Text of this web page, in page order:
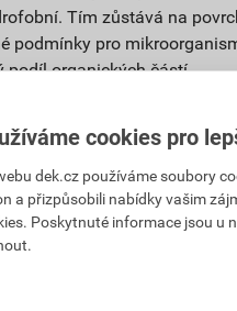
Tím zůstává na
podmínky pro
podíl organických částí.
zůstává povrch omítky čistý
zákazníka. V souladu s
nevztahuje 14-ti denní
cookies pro
dek.cz používáme soubory
a přizpůsobili nabídky vašim
Poskytnuté informace jsou u